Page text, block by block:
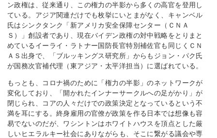
ン政権は、従来通り、この権力の半影から多くの高官を登用し
ている。アジア関連だけでも枚挙にいとまがなく、キャンベル
氏はシンクタンク「新アメリカ安全保障センター（ＣＮＡ
Ｓ）」創設者であり、現在バイデン政権の対中戦略をとりまと
めているイーライ・ラトナー国防長官特別補佐官も同じくＣＮ
ＡＳ出身で、「ブルッキングス研究所」からもジョン・パク氏
が国務次官補代理（東アジア・太平洋担当）に選ばれている。
もっとも、コロナ禍のために「権力の半影」のネットワークが
変化しており、「開かれたインナーサークルへの足がかり」が
閉じられ、コアの人々だけでの政策決定となっているという不
満を耳にする。終身雇用の官僚が政策を作る日本では想像も容
易でないのだが、ワシントンはホワイトハウスを頂点とした厳
しいヒエラルキー社会にありながらも、そこに繋がる議会や専